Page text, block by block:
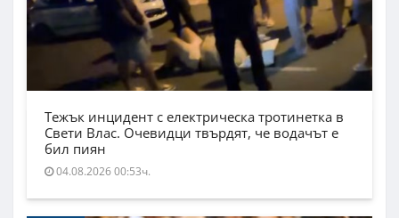
Тежък инцидент с електрическа тротинетка в
Свети Влас. Очевидци твърдят, че водачът е
бил пиян
04.08.2026 00:53ч.